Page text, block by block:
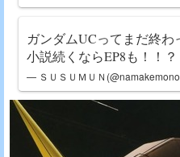
ガンダムUCってまだ終わ
小説続くならEP8も！！
— ＳＵＳＵＭＵＮ